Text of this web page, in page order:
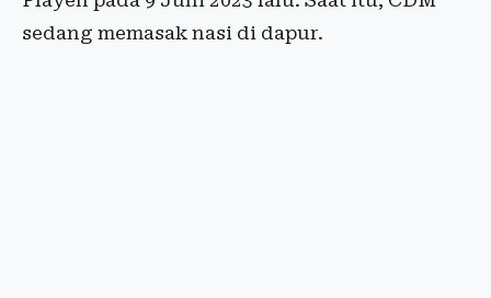
sedang memasak nasi di dapur.